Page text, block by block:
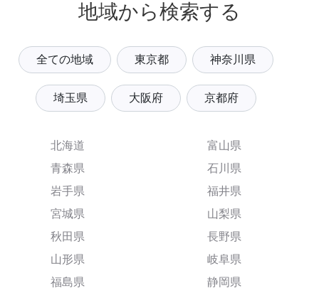
地域から検索する
全ての地域 東京都 神奈川県
埼玉県 大阪府 京都府
北海道
青森県
岩手県
宮城県
秋田県
山形県
福島県
富山県
石川県
福井県
山梨県
長野県
岐阜県
静岡県